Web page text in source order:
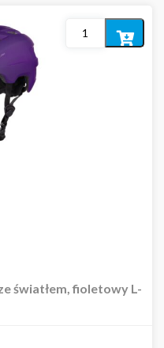
światłem, fioletowy L-
Dodaj